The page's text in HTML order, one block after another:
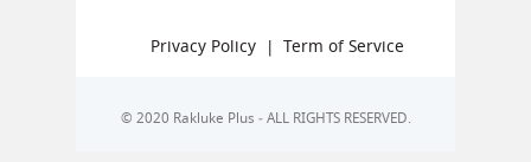
Privacy Policy | Term of Service
© 2020 Rakluke Plus - ALL RIGHTS RESERVED.